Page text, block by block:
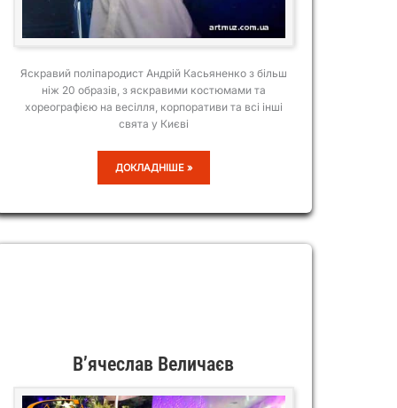
Яскравий поліпародист Андрій Касьяненко з більш
ніж 20 образів, з яскравими костюмами та
хореографією на весілля, корпоративи та всі інші
свята у Києві
АНДРІЙ
КАСЬЯНЕНКО
ДОКЛАДНІШЕ »
В’ячеслав Величаєв